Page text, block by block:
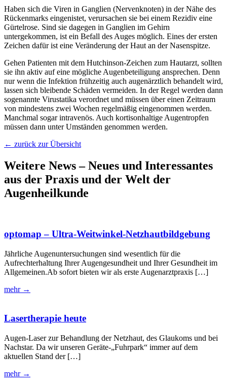
Haben sich die Viren in Ganglien (Nervenknoten) in der Nähe des
Rückenmarks eingenistet, verursachen sie bei einem Rezidiv eine
Gürtelrose. Sind sie dagegen in Ganglien im Gehirn
untergekommen, ist ein Befall des Auges möglich. Eines der ersten
Zeichen dafür ist eine Veränderung der Haut an der Nasenspitze.
Gehen Patienten mit dem Hutchinson-Zeichen zum Hautarzt, sollten
sie ihn aktiv auf eine mögliche Augenbeteiligung ansprechen. Denn
nur wenn die Infektion frühzeitig auch augenärztlich behandelt wird,
lassen sich bleibende Schäden vermeiden. In der Regel werden dann
sogenannte Virustatika verordnet und müssen über einen Zeitraum
von mindestens zwei Wochen regelmäßig eingenommen werden.
Manchmal sogar intravenös. Auch kortisonhaltige Augentropfen
müssen dann unter Umständen genommen werden.
← zurück zur Übersicht
Weitere News – Neues und Interessantes
aus der Praxis und der Welt der
Augenheilkunde
optomap – Ultra-Weitwinkel-Netzhautbildgebung
Jährliche Augenuntersuchungen sind wesentlich für die
Aufrechterhaltung Ihrer Augengesundheit und Ihrer Gesundheit im
Allgemeinen.Ab sofort bieten wir als erste Augenarztpraxis […]
mehr →
Lasertherapie heute
Augen-Laser zur Behandlung der Netzhaut, des Glaukoms und bei
Nachstar. Da wir unseren Geräte-„Fuhrpark“ immer auf dem
aktuellen Stand der […]
mehr →